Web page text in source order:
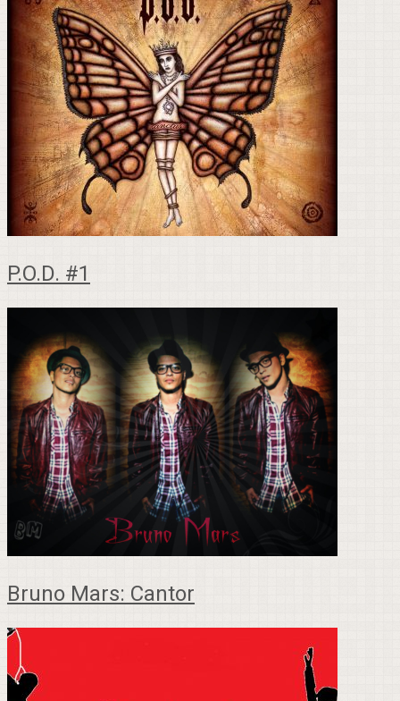
P.O.D. #1
Bruno Mars: Cantor